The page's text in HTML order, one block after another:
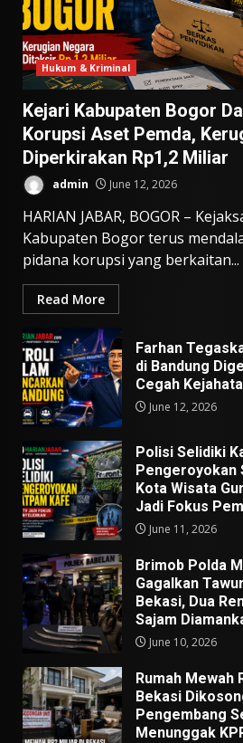
Hukum & Kriminal
Kejari Kabupaten Bogor
Korupsi Aset Pemda,
Diperkirakan Rp1,2 Miliar
admin June 12, 2026
HARIAN JABAR, BOGOR –
Kabupaten Bogor terus
pidana korupsi yang berkaitan...
Read More
Farhan
di Bandung
Cegah
June 12, 2026
Polisi Selidiki
Pengeroyokan
Kota Wisata
Jadi Fokus
June 11, 2026
Brimob Polda
Gagalkan
Bekasi, Dua
Sajam
June 10, 2026
Rumah Mewah
Bekasi
Pengembang
Menunggak